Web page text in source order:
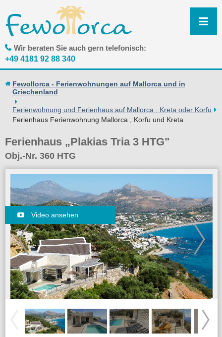
Wir beraten Sie auch gern telefonisch:
+49 4181 92 88 340
Fewollorca - Ferienwohnungen auf Mallorca und in
Griechenland
Ferienwohnung und Ferienhaus auf Mallorca , Kreta oder Korfu
Ferienhaus Ferienwohnung Mallorca , Korfu und Kreta
Ferienhaus „Plakias Tria 3 HTG"
Obj.-Nr. 360 HTG
Video ansehen